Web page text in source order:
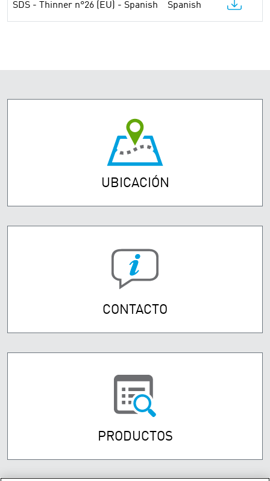
SDS - Thinner n°26 (EU) - Spanish Spanish
UBICACIÓN
CONTACTO
PRODUCTOS